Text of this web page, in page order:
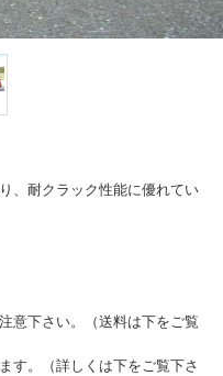
、耐クラック性能に優れてい
意下さい。（送料は下をご覧
す。（詳しくは下をご覧下さ